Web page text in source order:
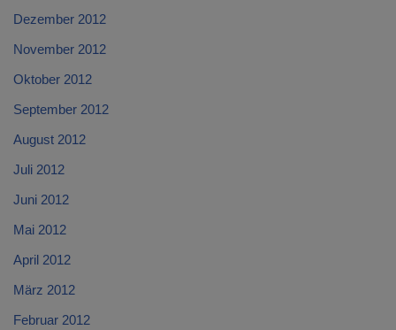
Dezember 2012
November 2012
Oktober 2012
September 2012
August 2012
Juli 2012
Juni 2012
Mai 2012
April 2012
März 2012
Februar 2012